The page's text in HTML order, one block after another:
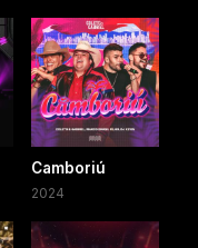
Camboriú
2024